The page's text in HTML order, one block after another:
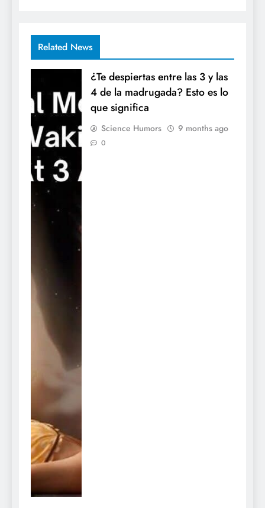
Related News
¿Te despiertas entre las 3 y las
4 de la madrugada? Esto es lo
que significa
Science Humors 9 months ago
0